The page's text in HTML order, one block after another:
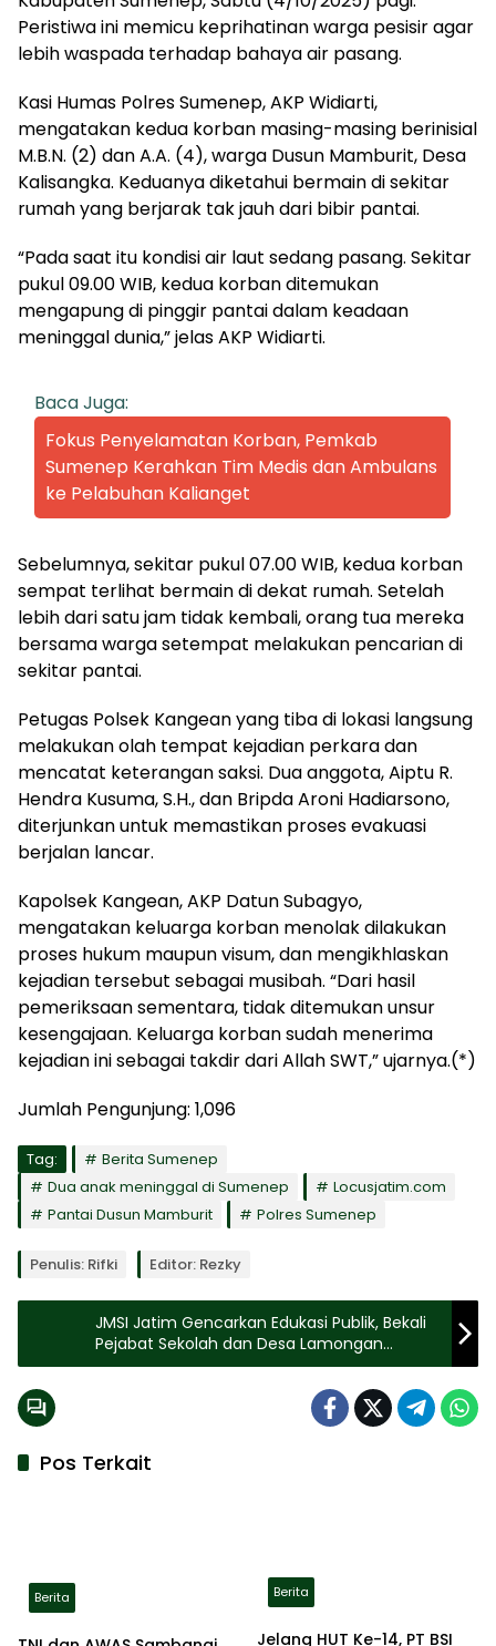
Peristiwa ini memicu keprihatinan warga pesisir agar
lebih waspada terhadap bahaya air pasang.
Kasi Humas Polres Sumenep, AKP Widiarti,
mengatakan kedua korban masing-masing berinisial
M.B.N. (2) dan A.A. (4), warga Dusun Mamburit, Desa
Kalisangka. Keduanya diketahui bermain di sekitar
rumah yang berjarak tak jauh dari bibir pantai.
“Pada saat itu kondisi air laut sedang pasang. Sekitar
pukul 09.00 WIB, kedua korban ditemukan
mengapung di pinggir pantai dalam keadaan
meninggal dunia,” jelas AKP Widiarti.
Baca Juga:
Fokus Penyelamatan Korban, Pemkab
Sumenep Kerahkan Tim Medis dan Ambulans
ke Pelabuhan Kalianget
Sebelumnya, sekitar pukul 07.00 WIB, kedua korban
sempat terlihat bermain di dekat rumah. Setelah
lebih dari satu jam tidak kembali, orang tua mereka
bersama warga setempat melakukan pencarian di
sekitar pantai.
Petugas Polsek Kangean yang tiba di lokasi langsung
melakukan olah tempat kejadian perkara dan
mencatat keterangan saksi. Dua anggota, Aiptu R.
Hendra Kusuma, S.H., dan Bripda Aroni Hadiarsono,
diterjunkan untuk memastikan proses evakuasi
berjalan lancar.
Kapolsek Kangean, AKP Datun Subagyo,
mengatakan keluarga korban menolak dilakukan
proses hukum maupun visum, dan mengikhlaskan
kejadian tersebut sebagai musibah. “Dari hasil
pemeriksaan sementara, tidak ditemukan unsur
kesengajaan. Keluarga korban sudah menerima
kejadian ini sebagai takdir dari Allah SWT,” ujarnya.(*)
Jumlah Pengunjung: 1,096
Tag:
Berita Sumenep
Dua anak meninggal di Sumenep
Locusjatim.com
Pantai Dusun Mamburit
Polres Sumenep
Penulis: Rifki Editor: Rezky
JMSI Jatim Gencarkan Edukasi Publik, Bekali
Pejabat Sekolah dan Desa Lamongan
Pahami Jurnalistik Sehat
Pos Terkait
Berita Berita
Jelang HUT Ke-14, PT BSI